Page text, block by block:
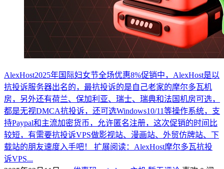
AlexHost2025年国际妇女节全场优惠8%促销中，AlexHost是以
抗投诉服务器出名的，最抗投诉的是自己老家的摩尔多瓦机
房，另外还有荷兰、保加利亚、瑞士、瑞典和法国机房可选，
都是无视DMCA抗投诉，还可选Windows10/11等操作系统，支
持Paypal和主流加密货币，允许匿名注册，这次促销的时间比
较短，有需要抗投诉VPS做影视站、漫画站、外贸仿牌站、下
载站的朋友速度入手吧！ 扩展阅读：AlexHost摩尔多瓦抗投
诉VPS...